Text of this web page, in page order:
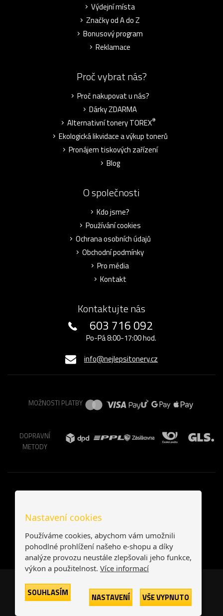
Výdejní místa
Značky od A do Z
Bonusový program
Reklamace
Proč vybrat nás?
Proč nakupovat u nás?
Dárky ZDARMA
Alternativní tonery TOREX®
Ekologická likvidace a výkup tonerů
Pronájem tiskových zařízení
Blog
O společnosti
Kdo jsme?
Používání cookies
Ochrana osobních údajů
Obchodní podmínky
Pro média
Kontakt
Kontaktujte nás
603 716 092
Po-Pá 8:00-17:00 hod.
info@nejlepsitonery.cz
MOŽNOSTI PLATBY
DOPRAVNÍ
METODY
Česká republika Slovensko
Nastavení cookies
Používáme cookies, abychom vám umožnili
pohodlné prohlížení našeho e-shopu a díky
analýze provozu neustále zlepšovali jeho funkce,
výkon a použitelnost. Více informací
SOUHLASÍM NASTAVENÍ VŠE VYPNUTO